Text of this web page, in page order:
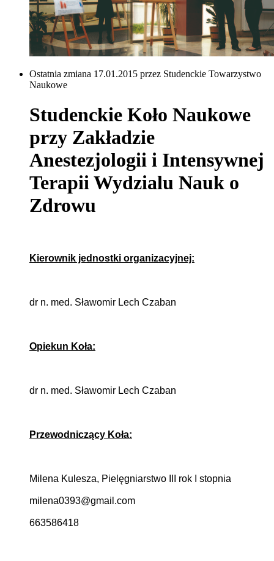
Ostatnia zmiana 17.01.2015 przez Studenckie Towarzystwo
Naukowe
Studenckie Koło Naukowe
przy Zakładzie
Anestezjologii i Intensywnej
Terapii Wydzialu Nauk o
Zdrowu
Kierownik jednostki organizacyjnej:
dr n. med. Sławomir Lech Czaban
Opiekun Koła:
dr n. med. Sławomir Lech Czaban
Przewodniczący Koła:
Milena Kulesza, Pielęgniarstwo III rok I stopnia
milena0393@gmail.com
663586418